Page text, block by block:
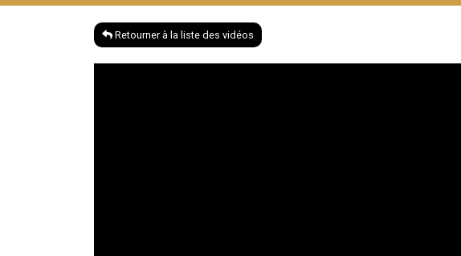
Retourner à la liste des vidéos